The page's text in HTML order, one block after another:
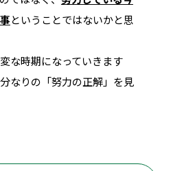
ということではないかと思
な時期になっていきます
なりの「努力の正解」を見